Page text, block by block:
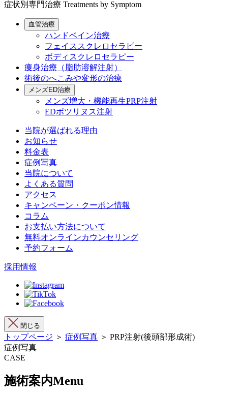
症状別専門治療 Treatments by Symptom
血管治療
ハンドベイン治療
フェイススクレロセラピー
ボディスクレロセラピー
痩身治療（脂肪溶解注射）
術後のへこみや変形の治療
メンズED治療
メンズ増大・機能再生PRP注射
EDボツリヌス注射
当院が選ばれる理由
お知らせ
料金表
症例写真
当院について
よくある質問
アクセス
キャンペーン・クーポン情報
コラム
お支払い方法について
無料オンラインカウンセリング
予約フォーム
採用情報
閉じる
トップページ ＞ 症例写真 ＞ PRP注射(後頭部形成術)
症例写真
CASE
施術案内Menu